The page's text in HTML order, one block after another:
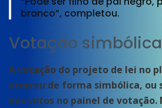
branco”, completou.
Votação simbólica
A votação do projeto de lei no
ocorreu de forma simbólica, ou
dos votos no painel de votação.